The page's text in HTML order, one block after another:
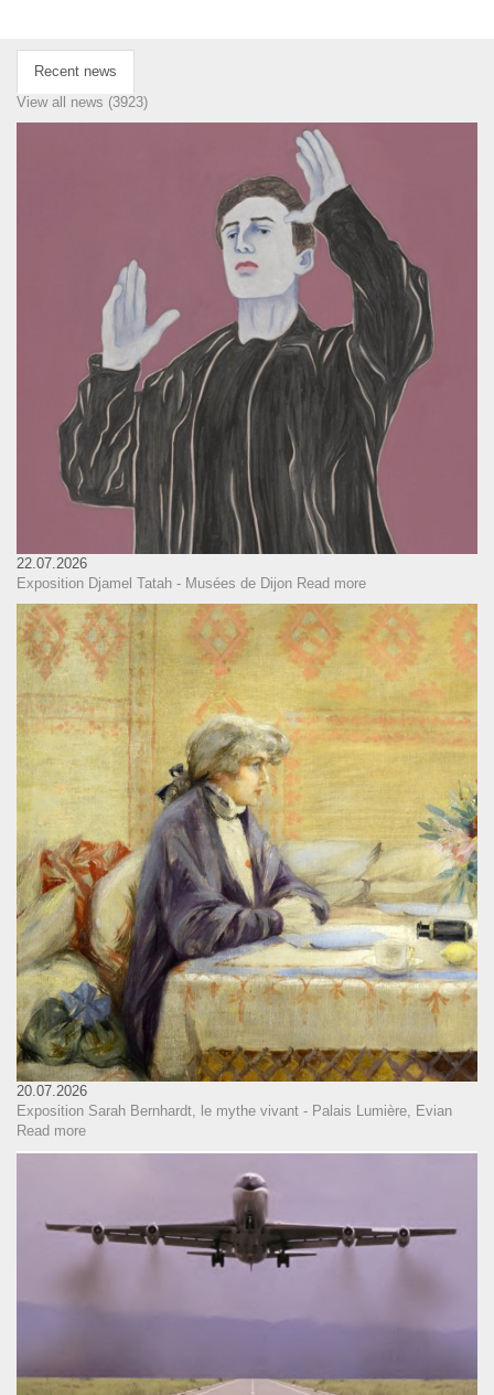
Recent news
View all news (3923)
22.07.2026
Exposition Djamel Tatah - Musées de Dijon Read more
20.07.2026
Exposition Sarah Bernhardt, le mythe vivant - Palais Lumière, Evian
Read more